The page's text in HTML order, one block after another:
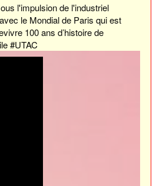
l'impulsion de l'industriel
le Mondial de Paris qui est
100 ans d’histoire de
#UTAC